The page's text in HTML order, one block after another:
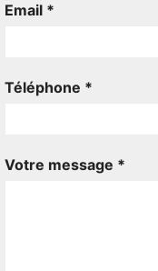
Email *
Téléphone *
Votre message *